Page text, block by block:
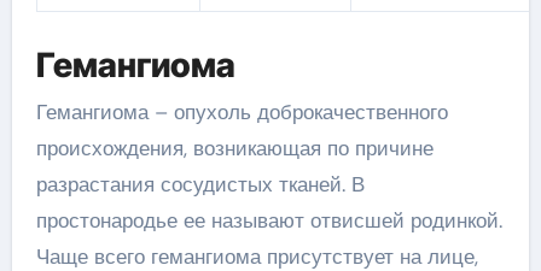
Гемангиома
Гемангиома – опухоль доброкачественного
происхождения, возникающая по причине
разрастания сосудистых тканей. В
простонародье ее называют отвисшей родинкой.
Чаще всего гемангиома присутствует на лице,